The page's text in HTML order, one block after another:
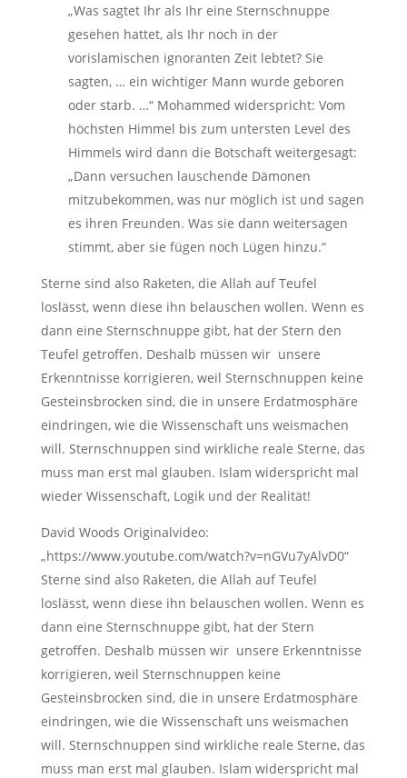
„Was sagtet Ihr als Ihr eine Sternschnuppe
gesehen hattet, als Ihr noch in der
vorislamischen ignoranten Zeit lebtet? Sie
sagten, … ein wichtiger Mann wurde geboren
oder starb. …“ Mohammed widerspricht: Vom
höchsten Himmel bis zum untersten Level des
Himmels wird dann die Botschaft weitergesagt:
„Dann versuchen lauschende Dämonen
mitzubekommen, was nur möglich ist und sagen
es ihren Freunden. Was sie dann weitersagen
stimmt, aber sie fügen noch Lügen hinzu.“
Sterne sind also Raketen, die Allah auf Teufel
loslässt, wenn diese ihn belauschen wollen. Wenn es
dann eine Sternschnuppe gibt, hat der Stern den
Teufel getroffen. Deshalb müssen wir unsere
Erkenntnisse korrigieren, weil Sternschnuppen keine
Gesteinsbrocken sind, die in unsere Erdatmosphäre
eindringen, wie die Wissenschaft uns weismachen
will. Sternschnuppen sind wirkliche reale Sterne, das
muss man erst mal glauben. Islam widerspricht mal
wieder Wissenschaft, Logik und der Realität!
David Woods Originalvideo:
„https://www.youtube.com/watch?v=nGVu7yAlvD0“
Sterne sind also Raketen, die Allah auf Teufel
loslässt, wenn diese ihn belauschen wollen. Wenn es
dann eine Sternschnuppe gibt, hat der Stern
getroffen. Deshalb müssen wir unsere Erkenntnisse
korrigieren, weil Sternschnuppen keine
Gesteinsbrocken sind, die in unsere Erdatmosphäre
eindringen, wie die Wissenschaft uns weismachen
will. Sternschnuppen sind wirkliche reale Sterne, das
muss man erst mal glauben. Islam widerspricht mal